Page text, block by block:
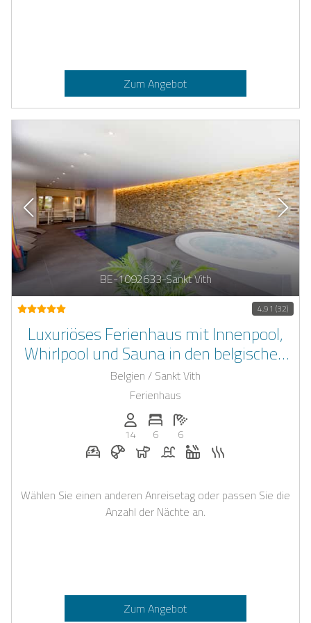
Zum Angebot
BE-1092633-Sankt Vith
4,91 (32)
Luxuriöses Ferienhaus mit Innenpool,
Whirlpool und Sauna in den belgischen
Ardennen
Belgien / Sankt Vith
Ferienhaus
Anzahl der Personen: 14
14
Anzahl der Schlafzimmer: 6
6
Anzahl der Badezimmer: 6
6
E-Auto Ladestation auf Anfrage
Frühstück bei Casapilot buchbar
Hunde erlaubt
Pool Whirlpool
Wählen Sie einen anderen Anreisetag oder passen Sie die
Anzahl der Nächte an.
Zum Angebot